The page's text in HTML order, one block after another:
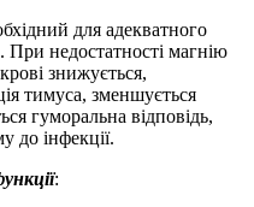
для адекватного
При недостатності магнію
знижується,
тимуса, зменшується
гуморальна відповідь,
до інфекції.
: